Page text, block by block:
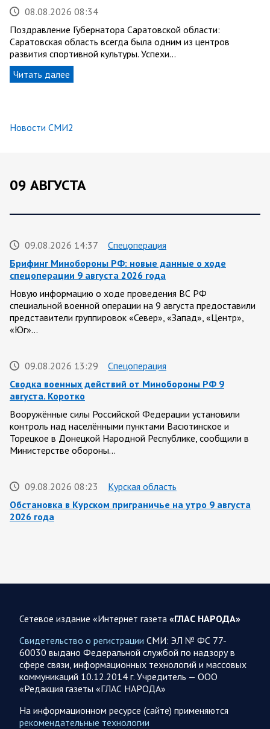
08.08.2026 08:34
Поздравление Губернатора Саратовской области:
Саратовская область всегда была одним из центров
развития спортивной культуры. Успехи…
Читать далее
Новости СМИ2
09 АВГУСТА
09.08.2026 14:37
Спецоперация
Брифинг Минобороны РФ: новые данные о ходе
спецоперации 9 августа 2026 года
Новую информацию о ходе проведения ВС РФ
специальной военной операции на 9 августа предоставили
представители группировок «Север», «Запад», «Центр»,
«Юг»…
09.08.2026 13:29
Спецоперация
Сводка военных действий от Минобороны РФ 9
августа. Коротко
Вооружённые силы Российской Федерации установили
контроль над населёнными пунктами Васютинское и
Торецкое в Донецкой Народной Республике, сообщили в
Министерстве обороны…
09.08.2026 08:23
Курская область
Обстановка в Курском приграничье на утро 9 августа
2026 года
08.08.2026 20:10
Украина
Олег Царев об Украине 8 августа
Зеленский совершает первый за время пребывания у власти
визит в Сербию. На пресс-конференции президент этой
страны Вучич воздержался от прямых…
Сетевое издание «Интернет газета «ГЛАС НАРОДА»
Свидетельство о регистрации СМИ: ЭЛ № ФС 77-
60030 выдано Федеральной службой по надзору в
сфере связи, информационных технологий и массовых
коммуникаций 10.12.2014 г. Учредитель — ООО
«Редакция газеты «ГЛАС НАРОДА»
На информационном ресурсе (сайте) применяются
рекомендательные технологии